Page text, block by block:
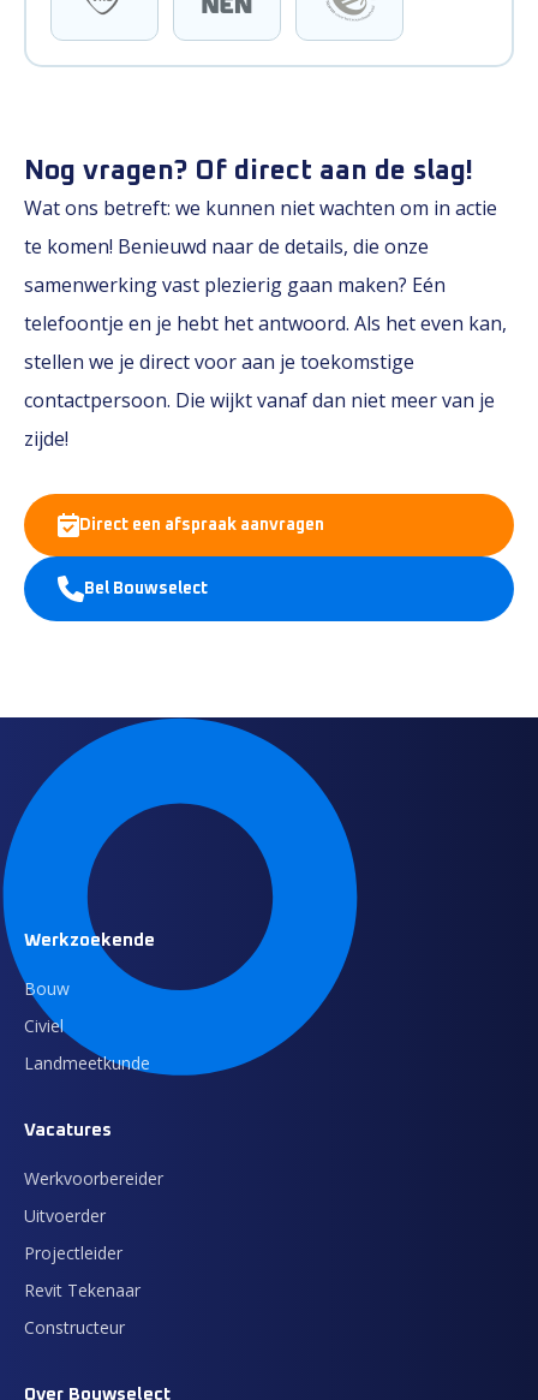
Nog vragen? Of direct aan de slag!
Wat ons betreft: we kunnen niet wachten om in actie
te komen! Benieuwd naar de details, die onze
samenwerking vast plezierig gaan maken? Eén
telefoontje en je hebt het antwoord. Als het even kan,
stellen we je direct voor aan je toekomstige
contactpersoon. Die wijkt vanaf dan niet meer van je
zijde!
Direct een afspraak aanvragen
Bel Bouwselect
Werkzoekende
Bouw
Civiel
Landmeetkunde
Vacatures
Werkvoorbereider
Uitvoerder
Projectleider
Revit Tekenaar
Constructeur
Over Bouwselect